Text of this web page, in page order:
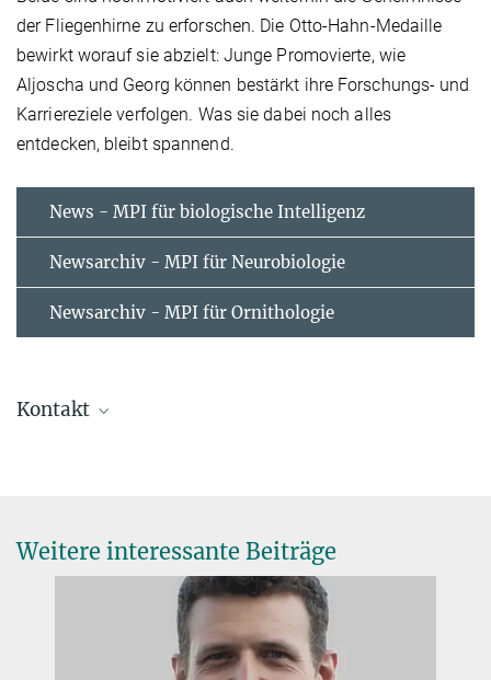
der Fliegenhirne zu erforschen. Die Otto-Hahn-Medaille
bewirkt worauf sie abzielt: Junge Promovierte, wie
Aljoscha und Georg können bestärkt ihre Forschungs- und
Karriereziele verfolgen. Was sie dabei noch alles
entdecken, bleibt spannend.
News - MPI für biologische Intelligenz
Newsarchiv - MPI für Neurobiologie
Newsarchiv - MPI für Ornithologie
Kontakt
stefanie.merker@...
Otto-Hahn-Medaille
Mit der Otto-Hahn-Medaille zeichnet die Max-Planck-Gesellschaft
Weitere interessante Beiträge